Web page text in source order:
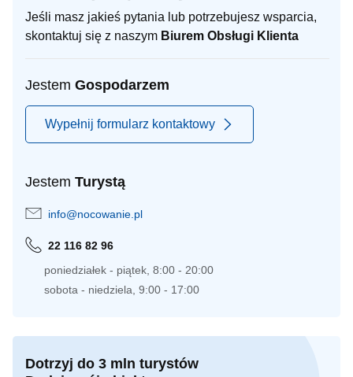
Jeśli masz jakieś pytania lub potrzebujesz wsparcia,
skontaktuj się z naszym Biurem Obsługi Klienta
Jestem Gospodarzem
Wypełnij formularz kontaktowy
Jestem Turystą
info@nocowanie.pl
22 116 82 96
poniedziałek - piątek, 8:00 - 20:00
sobota - niedziela, 9:00 - 17:00
Dotrzyj do 3 mln turystów